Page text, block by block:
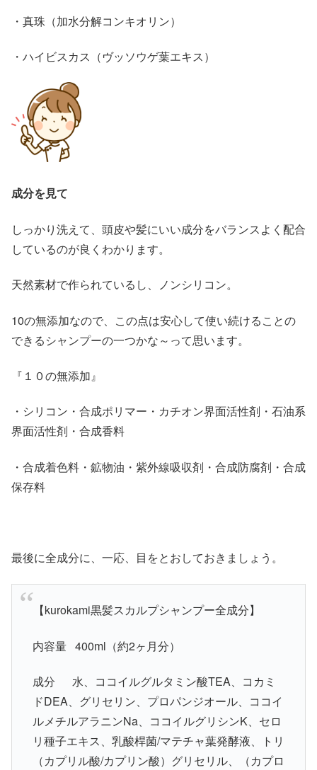
・真珠（加水分解コンキオリン）
・ハイビスカス（ヴッソウゲ葉エキス）
成分を見て
しっかり洗えて、頭皮や髪にいい成分をバランスよく配合
しているのが良くわかります。
天然素材で作られているし、ノンシリコン。
10の無添加なので、この点は安心して使い続けることの
できるシャンプーの一つかな～って思います。
『１０の無添加』
・シリコン・合成ポリマー・カチオン界面活性剤・石油系
界面活性剤・合成香料
・合成着色料・鉱物油・紫外線吸収剤・合成防腐剤・合成
保存料
最後に全成分に、一応、目をとおしておきましょう。
【kurokami黒髪スカルプシャンプー全成分】
内容量 400ml（約2ヶ月分）
成分 水、ココイルグルタミン酸TEA、コカミ
ドDEA、グリセリン、プロパンジオール、ココイ
ルメチルアラニンNa、ココイルグリシンK、セロ
リ種子エキス、乳酸桿菌/マテチャ葉発酵液、トリ
（カプリル酸/カプリン酸）グリセリル、（カプロ